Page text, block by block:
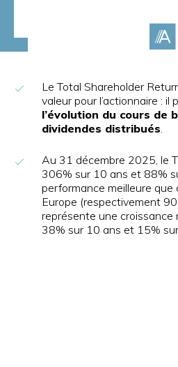
Le Total Shareholder
valeur pour l’actionnaire : il
l’évolution du cours de
dividendes distribués.
Au 31 décembre 2025, le
306% sur 10 ans et 88%
performance meilleure que
Europe (respectivement
représente une croissance
38% sur 10 ans et 15%